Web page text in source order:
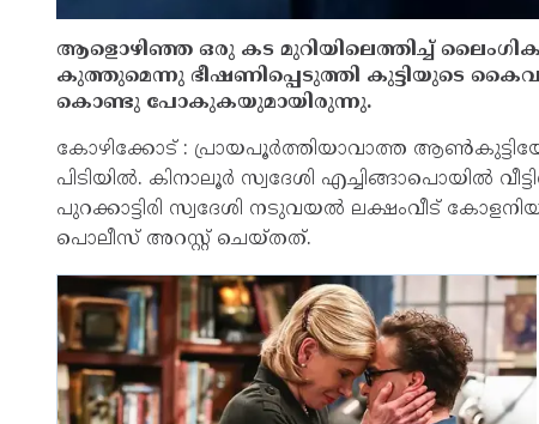
ആളൊഴിഞ്ഞ ഒരു കട മുറിയിലെത്തിച്ച്‌
കുത്തുമെന്നു ഭീഷണിപ്പെടുത്തി കുട്ടിയുടെ
കൊണ്ടു പോകുകയുമായിരുന്നു.
കോഴിക്കോട് : പ്രായപൂർത്തിയാവാത്ത
പിടിയില്‍. കിനാലൂർ സ്വദേശി എച്ചിങ്ങാപൊയില്‍
പുറക്കാട്ടിരി സ്വദേശി നടുവയല്‍ ലക്ഷംവീട്
പൊലീസ് അറസ്റ്റ് ചെയ്തത്.